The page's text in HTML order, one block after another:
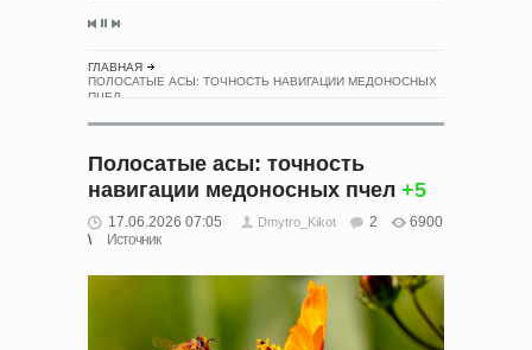
ГЛАВНАЯ
ПОЛОСАТЫЕ АСЫ: ТОЧНОСТЬ НАВИГАЦИИ МЕДОНОСНЫХ
ПЧЕЛ
Полосатые асы: точность
навигации медоносных пчел +5
17.06.2026 07:05 Dmytro_Kikot 2
6900
Источник